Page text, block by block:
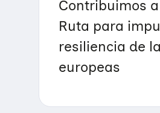
Contribuimos
Ruta para
resiliencia de
europeas